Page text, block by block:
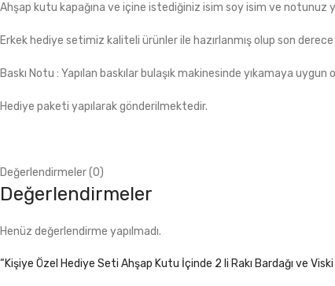
Ahşap kutu kapağına ve içine istediğiniz isim soy isim ve notunuz
Erkek hediye setimiz kaliteli ürünler ile hazırlanmış olup son derece
Baskı Notu : Yapılan baskılar bulaşık makinesinde yıkamaya uygun
Hediye paketi yapılarak gönderilmektedir.
Değerlendirmeler (0)
Değerlendirmeler
Henüz değerlendirme yapılmadı.
“Kişiye Özel Hediye Seti Ahşap Kutu İçinde 2 li Rakı Bardağı ve